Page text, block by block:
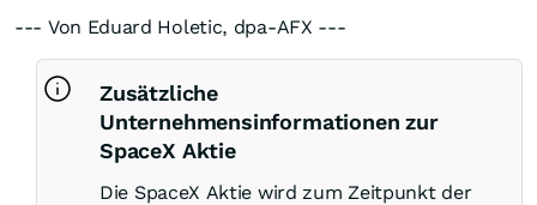
--- Von Eduard Holetic, dpa-AFX ---
Zusätzliche
Unternehmensinformationen zur
SpaceX Aktie
Die SpaceX Aktie wird zum Zeitpunkt der